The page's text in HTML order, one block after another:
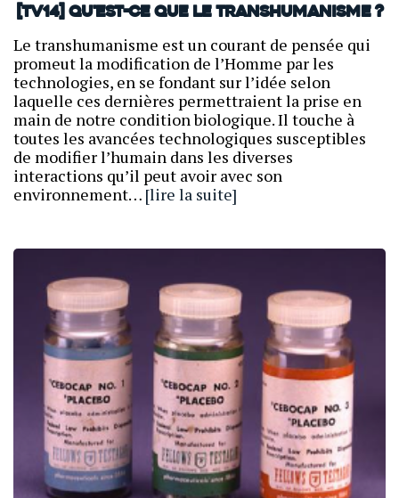
[TV14] Qu'est-ce que le transhumanisme ?
Le transhumanisme est un courant de pensée qui
promeut la modification de l’Homme par les
technologies, en se fondant sur l’idée selon
laquelle ces dernières permettraient la prise en
main de notre condition biologique. Il touche à
toutes les avancées technologiques susceptibles
de modifier l’humain dans les diverses
interactions qu’il peut avoir avec son
environnement… [lire la suite]